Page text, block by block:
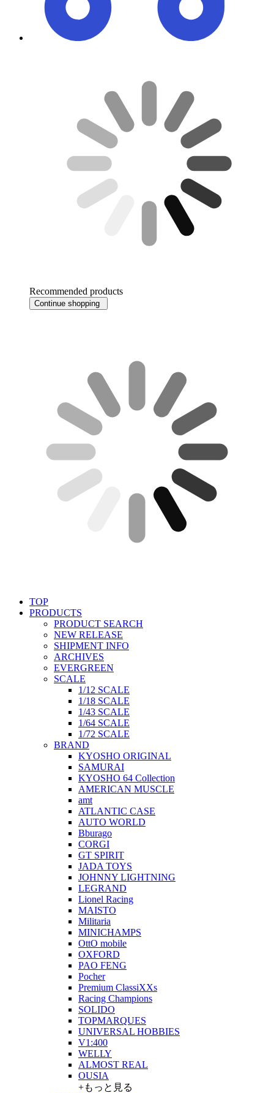
Recommended products
Continue shopping
TOP
PRODUCTS
PRODUCT SEARCH
NEW RELEASE
SHIPMENT INFO
ARCHIVES
EVERGREEN
SCALE
1/12 SCALE
1/18 SCALE
1/43 SCALE
1/64 SCALE
1/72 SCALE
BRAND
KYOSHO ORIGINAL
SAMURAI
KYOSHO 64 Collection
AMERICAN MUSCLE
amt
ATLANTIC CASE
AUTO WORLD
Bburago
CORGI
GT SPIRIT
JADA TOYS
JOHNNY LIGHTNING
LEGRAND
Lionel Racing
MAISTO
Militaria
MINICHAMPS
OttO mobile
OXFORD
PAO FENG
Pocher
Premium ClassiXXs
Racing Champions
SOLIDO
TOPMARQUES
UNIVERSAL HOBBIES
V1:400
WELLY
ALMOST REAL
OUSIA
+もっと見る